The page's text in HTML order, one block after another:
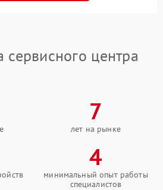
центра
7
лет на рынке
4
минимальный опыт работы
специалистов